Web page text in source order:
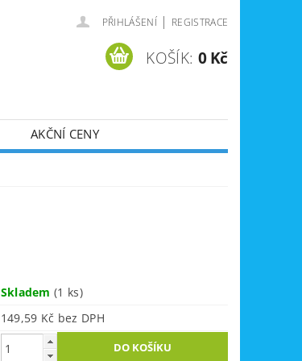
PŘIHLÁŠENÍ | REGISTRACE
KOŠÍK: 0 Kč
AKČNÍ CENY
Skladem(1 ks)
149,59 Kč bez DPH